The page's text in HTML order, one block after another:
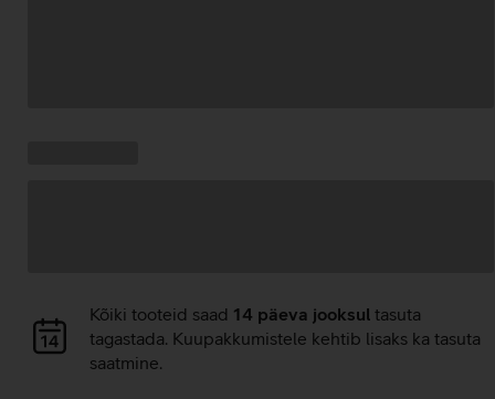
Andmete
laadimine
Kõiki tooteid saad 14 päeva jooksul tasuta
tagastada. Kuupakkumistele kehtib lisaks ka tasuta
saatmine.